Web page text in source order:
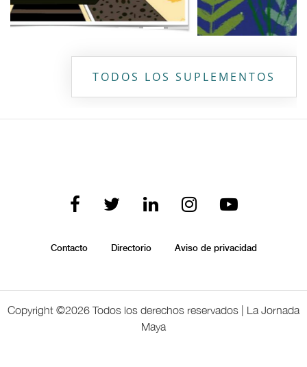
TODOS LOS SUPLEMENTOS
Contacto Directorio Aviso de privacidad
Copyright ©2026 Todos los derechos reservados | La Jornada
Maya